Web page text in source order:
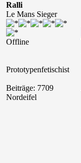
Ralli
Le Mans Sieger
Offline
Prototypenfetischist
Beiträge: 7709
Nordeifel